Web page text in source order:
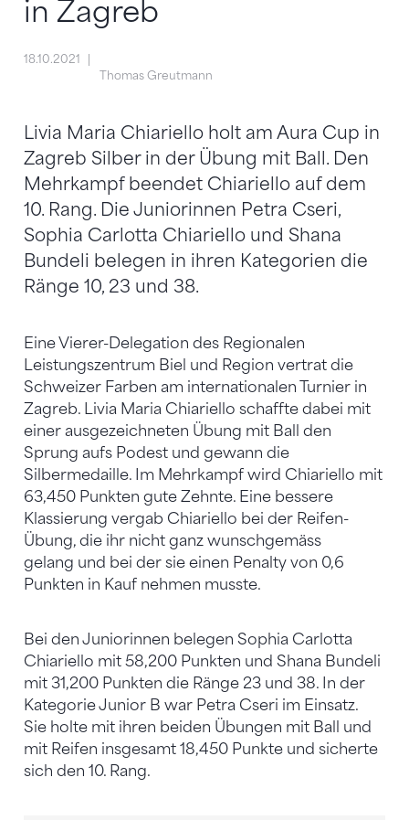
in Zagreb
18.10.2021
Thomas Greutmann
Livia Maria Chiariello holt am Aura Cup in
Zagreb Silber in der Übung mit Ball. Den
Mehrkampf beendet Chiariello auf dem
10. Rang. Die Juniorinnen Petra Cseri,
Sophia Carlotta Chiariello und Shana
Bundeli belegen in ihren Kategorien die
Ränge 10, 23 und 38.
Eine Vierer-Delegation des Regionalen
Leistungszentrum Biel und Region vertrat die
Schweizer Farben am internationalen Turnier in
Zagreb. Livia Maria Chiariello schaffte dabei mit
einer ausgezeichneten Übung mit Ball den
Sprung aufs Podest und gewann die
Silbermedaille. Im Mehrkampf wird Chiariello mit
63,450 Punkten gute Zehnte. Eine bessere
Klassierung vergab Chiariello bei der Reifen-
Übung, die ihr nicht ganz wunschgemäss
gelang und bei der sie einen Penalty von 0,6
Punkten in Kauf nehmen musste.
Bei den Juniorinnen belegen Sophia Carlotta
Chiariello mit 58,200 Punkten und Shana Bundeli
mit 31,200 Punkten die Ränge 23 und 38. In der
Kategorie Junior B war Petra Cseri im Einsatz.
Sie holte mit ihren beiden Übungen mit Ball und
mit Reifen insgesamt 18,450 Punkte und sicherte
sich den 10. Rang.